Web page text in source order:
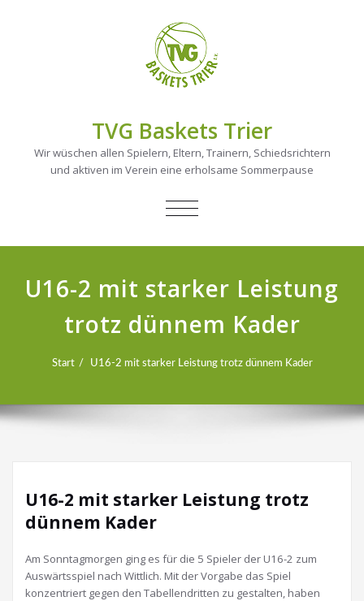
TVG Baskets Trier
Wir wüschen allen Spielern, Eltern, Trainern, Schiedsrichtern
und aktiven im Verein eine erholsame Sommerpause
NAVIGATION
U16-2 mit starker Leistung
trotz dünnem Kader
Start U16-2 mit starker Leistung trotz dünnem Kader
U16-2 mit starker Leistung trotz
dünnem Kader
Am Sonntagmorgen ging es für die 5 Spieler der U16-2 zum
Auswärtsspiel nach Wittlich. Mit der Vorgabe das Spiel
konzentriert gegen den Tabellendritten zu gestalten, haben